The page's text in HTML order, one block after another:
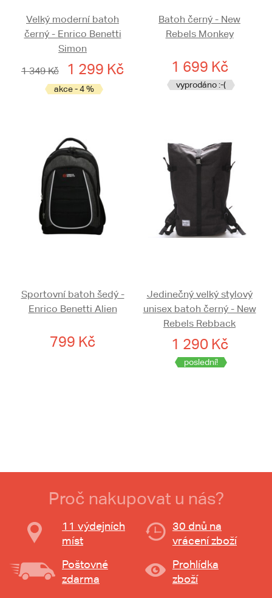
Velký moderní batoh
černý - Enrico Benetti
Simon
1 349 Kč
1 299 Kč
akce - 4 %
Batoh černý - New
Rebels Monkey
1 699 Kč
vyprodáno :-(
Sportovní batoh šedý -
Enrico Benetti Alien
799 Kč
Jedinečný velký stylový
unisex batoh černý - New
Rebels Rebback
1 290 Kč
poslední!
Proč nakupovat u nás?
11 výdejních
míst
30 dnů na
vrácení zboží
Poštovné
zdarma
Prohlídka
zboží